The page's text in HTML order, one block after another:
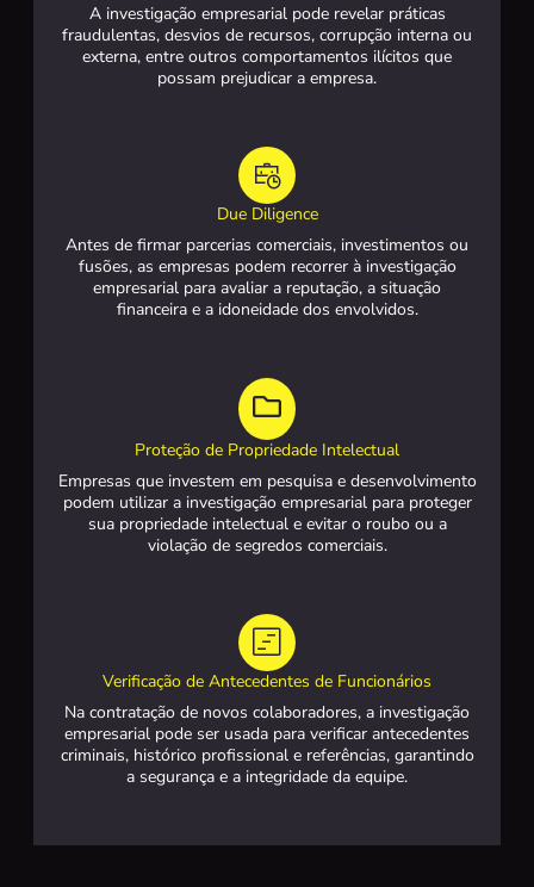
A investigação empresarial pode revelar práticas
fraudulentas, desvios de recursos, corrupção interna ou
externa, entre outros comportamentos ilícitos que
possam prejudicar a empresa.
Due Diligence
Antes de firmar parcerias comerciais, investimentos ou
fusões, as empresas podem recorrer à investigação
empresarial para avaliar a reputação, a situação
financeira e a idoneidade dos envolvidos.
Proteção de Propriedade Intelectual
Empresas que investem em pesquisa e desenvolvimento
podem utilizar a investigação empresarial para proteger
sua propriedade intelectual e evitar o roubo ou a
violação de segredos comerciais.
Verificação de Antecedentes de Funcionários
Na contratação de novos colaboradores, a investigação
empresarial pode ser usada para verificar antecedentes
criminais, histórico profissional e referências, garantindo
a segurança e a integridade da equipe.